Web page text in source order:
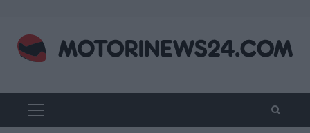
content
PRIMARY